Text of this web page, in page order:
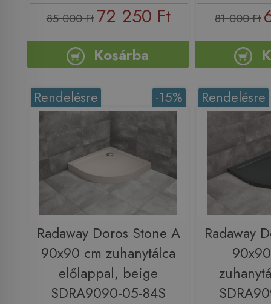
85 000 Ft 72 250 Ft
Kosárba
81 000 Ft
-15%
Rendelésre
Radaway Doros Stone A
90x90 cm zuhanytálca
előlappal, beige
SDRA9090-05-84S
Rendelésre
Radaway